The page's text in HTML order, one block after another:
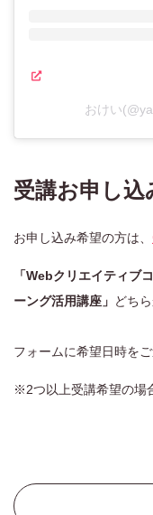
おけい
受講お申し込
お申し込み希望の方は、
「Webクリエイティブ
ーング活用講座」 どち
フォームに希望日時をご
※2つ以上受講希望の場